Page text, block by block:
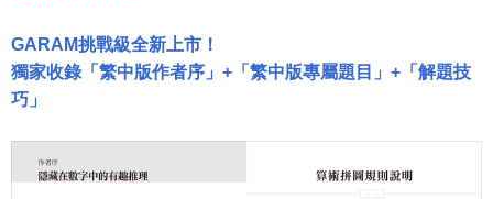
GARAM挑戰級全新上市！
獨家收錄「繁中版作者序」+「繁中版專屬題目」+「解題技
巧」